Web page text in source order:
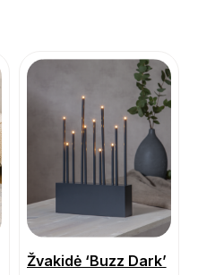
Žvakidė ‘Buzz Dark’